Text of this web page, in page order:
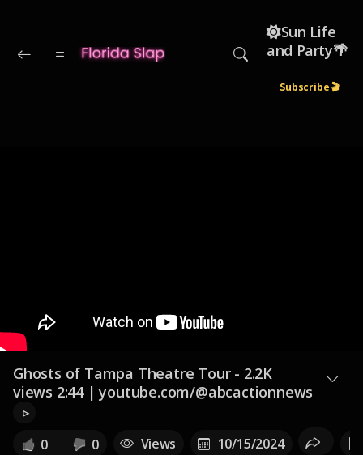
☀️Sun Life
and Party🌴
Subscribe 🎬
Ghosts of Tampa Theatre Tour - 2.2K
views 2:44 | youtube.com/@abcactionnews
▹
0 0 Views 10/15/2024